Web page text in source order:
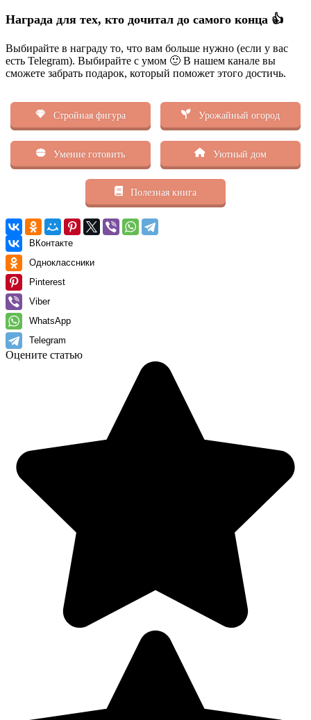
Награда для тех, кто дочитал до самого конца 👍
Выбирайте в награду то, что вам больше нужно (если у вас
есть Telegram). Выбирайте с умом 🙂 В нашем канале вы
сможете забрать подарок, который поможет этого достичь.
Стройная фигура Урожайный огород
Умение готовить Уютный дом
Полезная книга
ВКонтакте
Одноклассники
Pinterest
Viber
WhatsApp
Telegram
Оцените статью